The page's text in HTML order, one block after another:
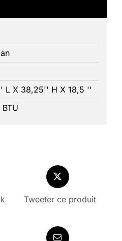
L X 38,25'' H X 18,5 ''
Tweeter ce produit